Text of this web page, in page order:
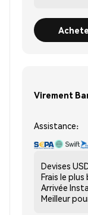
Virement
Assistance:
Devises
Frais le plus
Arrivée
Meilleur